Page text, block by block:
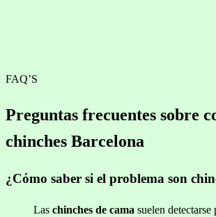
FAQ’S
Preguntas frecuentes sobre
chinches Barcelona
¿Cómo saber si el problema son
Las chinches de cama suelen detectarse